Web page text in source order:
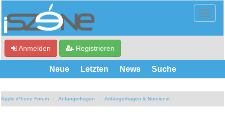
Anmelden Registrieren
Neue Letzten News Suche
Apple iPhone Forum Anfängerfragen Anfängerfragen & Notdienst